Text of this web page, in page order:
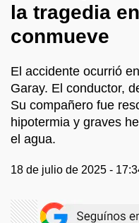
la tragedia
conmueve
El accidente ocurrió
Garay. El conductor,
Su compañero fue
hipotermia y graves
el agua.
18 de julio de 2025 -